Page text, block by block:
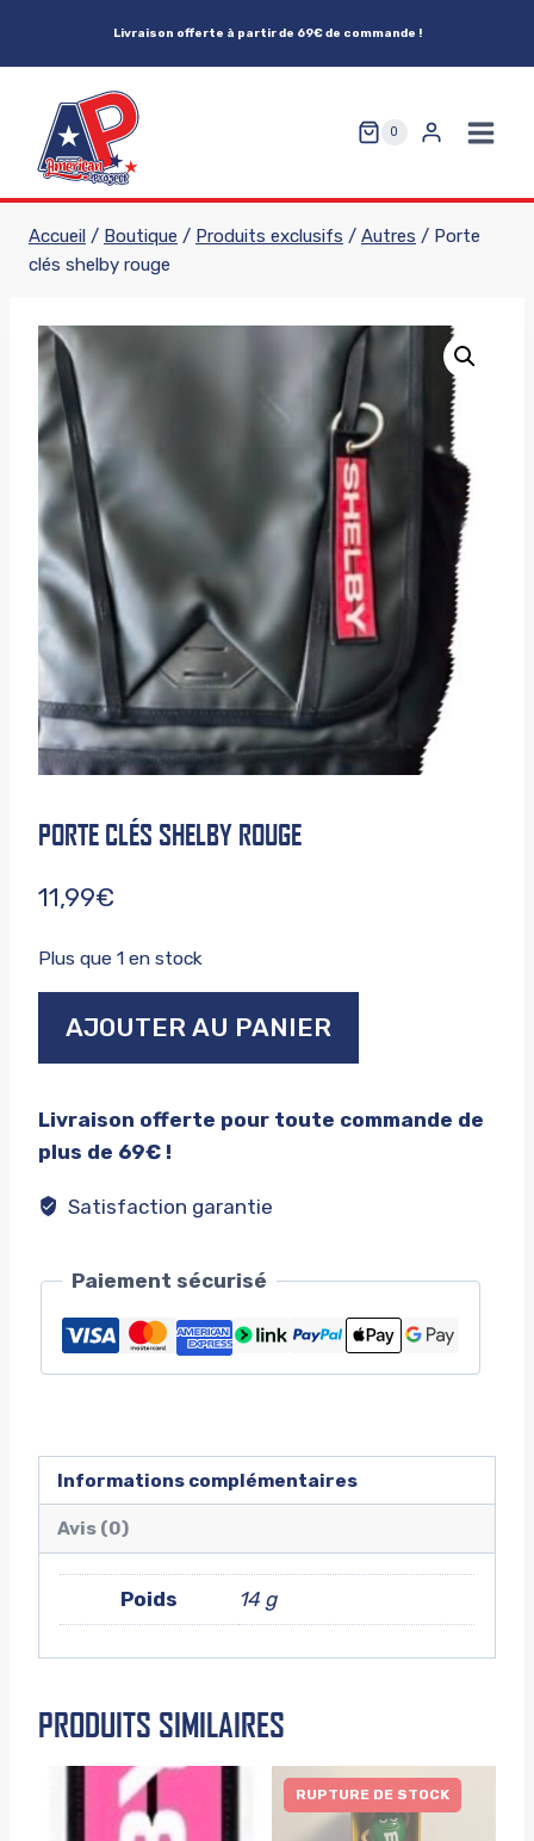
Livraison offerte à partir de 69€ de commande !
0
Accueil / Boutique / Produits exclusifs / Autres / Porte
clés shelby rouge
PORTE CLÉS SHELBY ROUGE
11,99€
Plus que 1 en stock
Porte
rouge
AJOUTER AU PANIER
Livraison offerte pour toute commande de
plus de 69€ !
Satisfaction garantie
Paiement sécurisé
Informations complémentaires
Avis (0)
Poids 14 g
PRODUITS SIMILAIRES
RUPTURE DE STOCK